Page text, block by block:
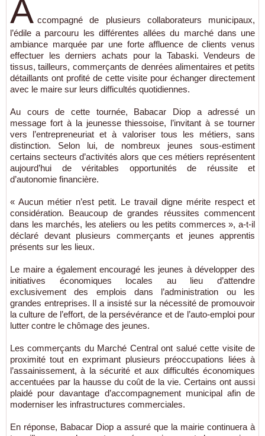
A ccompagné de plusieurs collaborateurs municipaux,
l’édile a parcouru les différentes allées du marché dans une
ambiance marquée par une forte affluence de clients venus
effectuer les derniers achats pour la Tabaski. Vendeurs de
tissus, tailleurs, commerçants de denrées alimentaires et petits
détaillants ont profité de cette visite pour échanger directement
avec le maire sur leurs difficultés quotidiennes.
Au cours de cette tournée, Babacar Diop a adressé un
message fort à la jeunesse thiessoise, l’invitant à se tourner
vers l’entrepreneuriat et à valoriser tous les métiers, sans
distinction. Selon lui, de nombreux jeunes sous-estiment
certains secteurs d’activités alors que ces métiers représentent
aujourd’hui de véritables opportunités de réussite et
d’autonomie financière.
« Aucun métier n’est petit. Le travail digne mérite respect et
considération. Beaucoup de grandes réussites commencent
dans les marchés, les ateliers ou les petits commerces », a-t-il
déclaré devant plusieurs commerçants et jeunes apprentis
présents sur les lieux.
Le maire a également encouragé les jeunes à développer des
initiatives économiques locales au lieu d’attendre
exclusivement des emplois dans l’administration ou les
grandes entreprises. Il a insisté sur la nécessité de promouvoir
la culture de l’effort, de la persévérance et de l’auto-emploi pour
lutter contre le chômage des jeunes.
Les commerçants du Marché Central ont salué cette visite de
proximité tout en exprimant plusieurs préoccupations liées à
l’assainissement, à la sécurité et aux difficultés économiques
accentuées par la hausse du coût de la vie. Certains ont aussi
plaidé pour davantage d’accompagnement municipal afin de
moderniser les infrastructures commerciales.
En réponse, Babacar Diop a assuré que la mairie continuera à